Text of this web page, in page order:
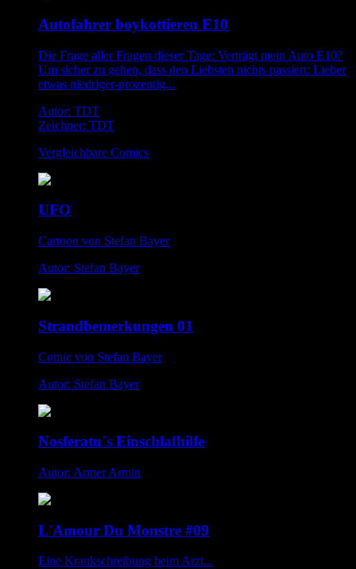
Autofahrer boykottieren E10
Die Frage aller Fragen dieser Tage: Verträgt mein Auto E10?
Um sicher zu gehen, dass den Liebsten nichts passiert: Lieber
etwas niedriger-prozentig...
Autor: TDT
Zeichner: TDT
Vergleichbare Comics
UFO
Cartoon von Stefan Bayer
Autor: Stefan Bayer
Strandbemerkungen 01
Comic von Stefan Bayer
Autor: Stefan Bayer
Nosferatu´s Einschlafhilfe
Autor: Armer Armin
L'Amour Du Monstre #09
Eine Krankschreibung beim Arzt...